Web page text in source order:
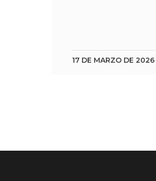
17 DE MARZO DE 2026